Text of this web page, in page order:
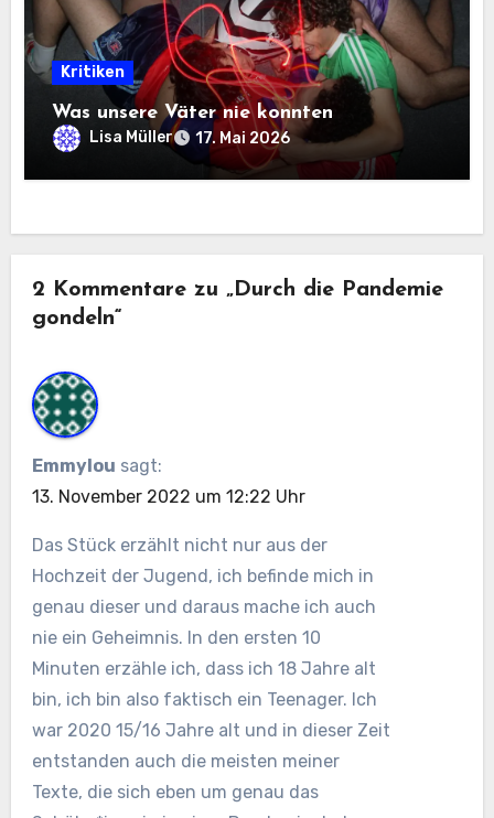
Kritiken
Was unsere Väter nie konnten
Lisa Müller 17. Mai 2026
2 Kommentare zu „Durch die Pandemie
gondeln“
Emmylou sagt:
13. November 2022 um 12:22 Uhr
Das Stück erzählt nicht nur aus der
Hochzeit der Jugend, ich befinde mich in
genau dieser und daraus mache ich auch
nie ein Geheimnis. In den ersten 10
Minuten erzähle ich, dass ich 18 Jahre alt
bin, ich bin also faktisch ein Teenager. Ich
war 2020 15/16 Jahre alt und in dieser Zeit
entstanden auch die meisten meiner
Texte, die sich eben um genau das